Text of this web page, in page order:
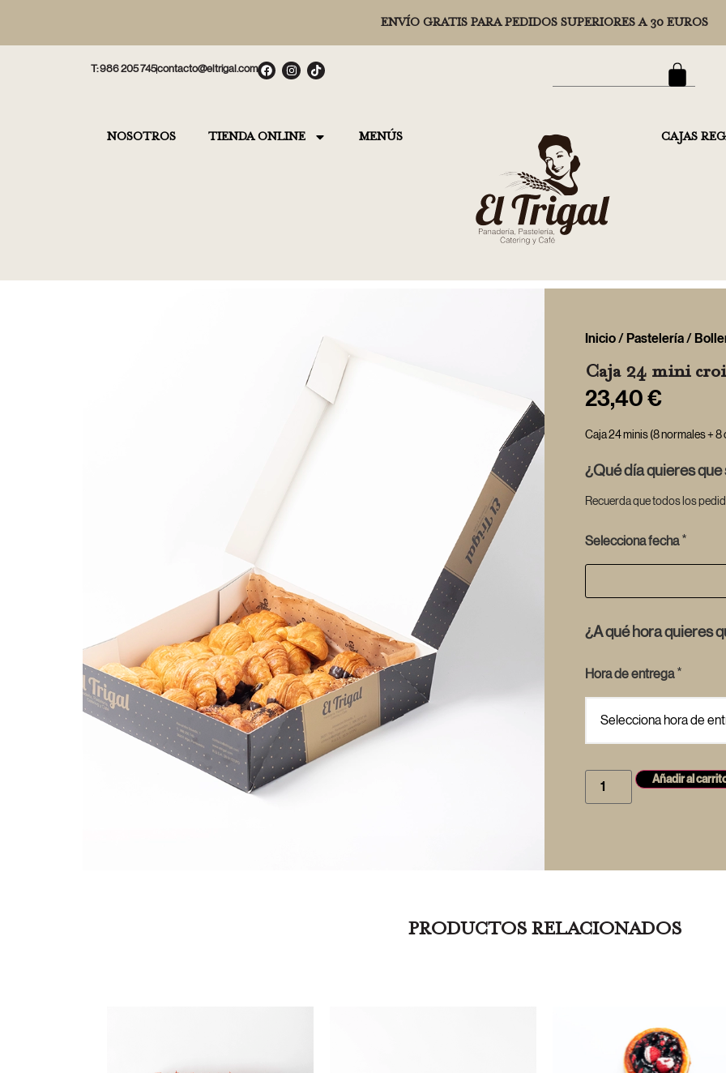
ENVÍO GRATIS PARA PEDIDOS SUPERIORES A 30 EUROS
T: 986 205 745contacto@eltrigal.com
NOSOTROS TIENDA ONLINE MENÚS CAJAS
Inicio/Pastelería/
Caja 24 mini
23,40€
Caja 24 minis (8 normales + 8
¿Qué día quieres
Recuerda que todos los
Selecciona fecha*
¿A qué hora quieres
Hora de entrega*
Añadir al
PRODUCTOS RELACIONADOS